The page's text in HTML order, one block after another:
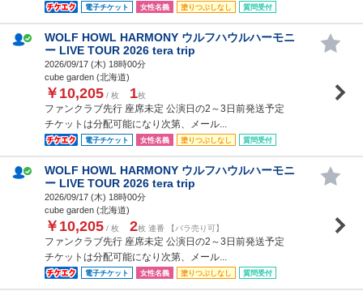
電子チケット 女性名義 塗りつぶしなし 質問受付
WOLF HOWL HARMONY ウルフハウルハーモニ
ー LIVE TOUR 2026 tera trip
2026/09/17 (木) 18時00分
cube garden (北海道)
￥10,205 / 枚 1枚
ファンクラブ先行 座席未定 公演日の2～3日前発送予定
チケットは分配可能になり次第、メール...
電子チケット 女性名義 塗りつぶしなし 質問受付
WOLF HOWL HARMONY ウルフハウルハーモニ
ー LIVE TOUR 2026 tera trip
2026/09/17 (木) 18時00分
cube garden (北海道)
￥10,205 / 枚 2枚 連番 【バラ売り可】
ファンクラブ先行 座席未定 公演日の2～3日前発送予定
チケットは分配可能になり次第、メール...
電子チケット 女性名義 塗りつぶしなし 質問受付